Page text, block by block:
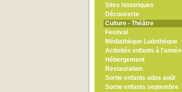
Sites historiques
Découverte
Culture - Théâtre
Festival
Médiathèque Ludothèque
Activités enfants à l'année
Hébergement
Restauration
Sortie enfants ados août
Sortie enfants septembre